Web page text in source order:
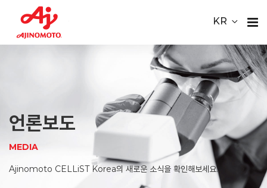
Element Analysis
Linked In
CELLiST
Webinar
KR
언론보도
MEDIA
Ajinomoto CELLiST Korea의 새로운 소식을 확인해보세요.
Service
Material